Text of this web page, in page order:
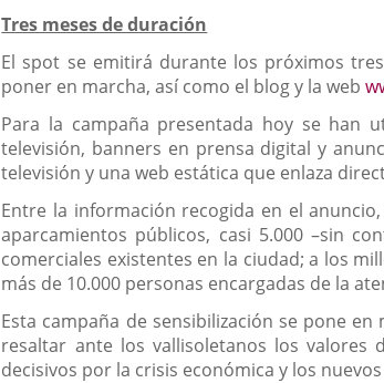
Tres meses de duración
El spot se emitirá durante los próximos
poner en marcha, así como el blog y la web
Para la campaña presentada hoy se han
televisión, banners en prensa digital y
televisión y una web estática que enlaza
Entre la información recogida en el
aparcamientos públicos, casi 5.000 –sin
comerciales existentes en la ciudad; a los
más de 10.000 personas encargadas de la
Esta campaña de sensibilización se pone
resaltar ante los vallisoletanos los
decisivos por la crisis económica y los